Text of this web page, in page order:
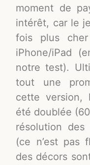
moment de
intérêt, car le
fois plus
iPhone/iPad
notre test).
tout une
cette version,
été doublée
résolution
(ce n’est pas
des décors